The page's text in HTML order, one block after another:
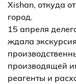
Xishan, откуда
город.
15 апреля
ждала
производящей
реагенты и